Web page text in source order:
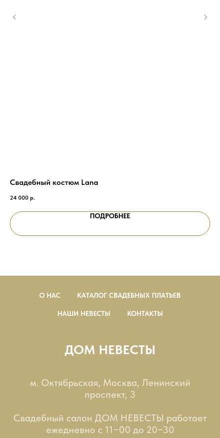
Свадебный костюм Lana
24 000 р.
ПОДРОБНЕЕ
О НАС КАТАЛОГ СВАДЕБНЫХ ПЛАТЬЕВ
НАШИ НЕВЕСТЫ КОНТАКТЫ
ДОМ НЕВЕСТЫ
м. Октябрьская, Москва, Ленинский
проспект, 3
Свадебный салон ДОМ НЕВЕСТЫ работает
ежедневно с 11−00 до 20−30